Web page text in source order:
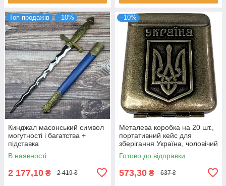
Топ продажів –10%
Кинджал масонський символ
могутності і багатства +
підставка
В наявності
2 177,10 ₴ 2 419 ₴
–10%
Металева коробка на 20 шт.,
портативний кейс для
зберігання Україна, чоловічий
футляр
Готово до відправки
573,30 ₴ 637 ₴